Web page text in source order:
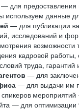
— для предоставления
используем данные
— для публикации
исследований и
возможности
кадровой работы,
труда,
— для
— для выдачи им
спикеров
— для оптимизации